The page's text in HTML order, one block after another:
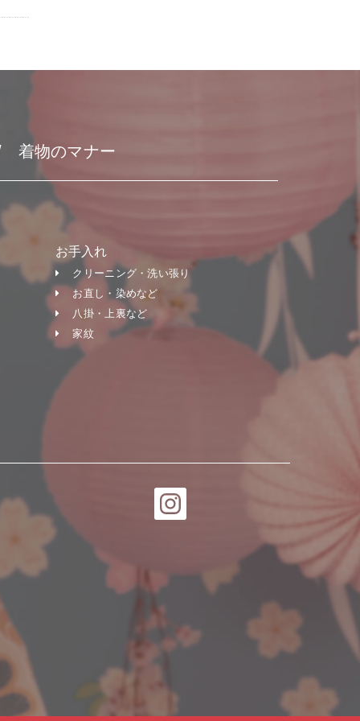
着物のマナー
お手入れ
クリーニング・洗い張り
お直し・染めなど
八掛・上裏など
家紋